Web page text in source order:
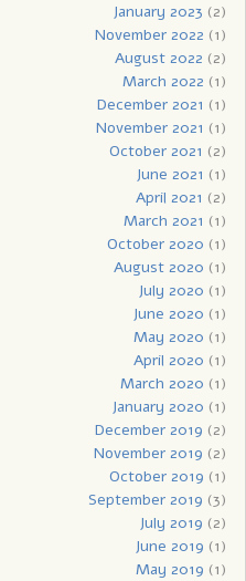
January 2023 (2)
November 2022 (1)
August 2022 (2)
March 2022 (1)
December 2021 (1)
November 2021 (1)
October 2021 (2)
June 2021 (1)
April 2021 (2)
March 2021 (1)
October 2020 (1)
August 2020 (1)
July 2020 (1)
June 2020 (1)
May 2020 (1)
April 2020 (1)
March 2020 (1)
January 2020 (1)
December 2019 (2)
November 2019 (2)
October 2019 (1)
September 2019 (3)
July 2019 (2)
June 2019 (1)
May 2019 (1)